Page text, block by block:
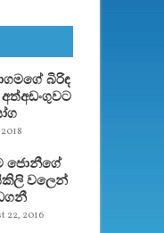
බිරිඳ
ජොනීගේ
වලෙන්
22, 2016